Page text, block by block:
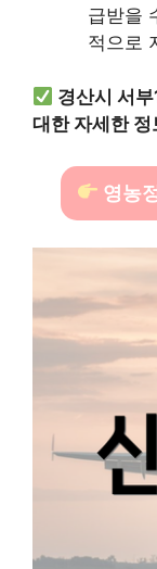
급받을
적으로
경산시 서
대한 자세한
영농